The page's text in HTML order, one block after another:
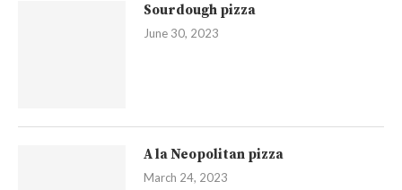
Sourdough pizza
June 30, 2023
A la Neopolitan pizza
March 24, 2023